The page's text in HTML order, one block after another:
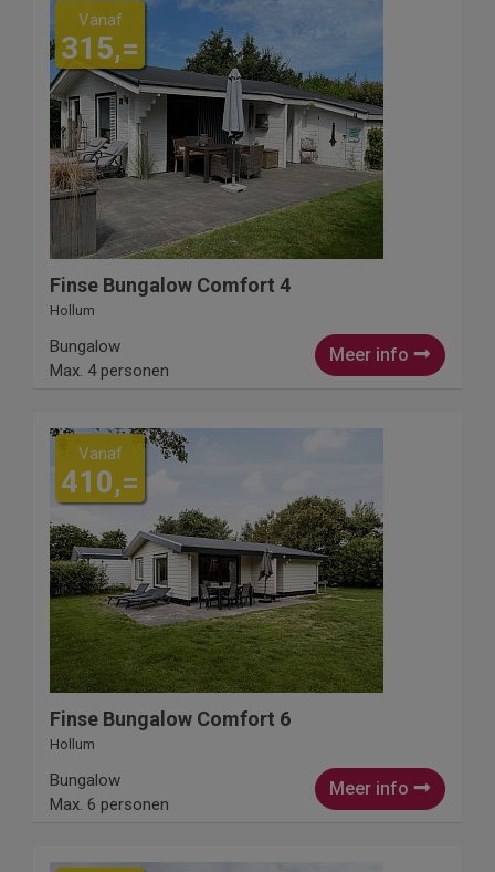
Vanaf
315,=
Finse Bungalow Comfort 4
Hollum
Meer info
Bungalow
Max. 4 personen
Vanaf
410,=
Finse Bungalow Comfort 6
Hollum
Meer info
Bungalow
Max. 6 personen